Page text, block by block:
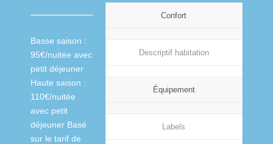
Basse saison :
95€/nuitée avec
petit déjeuner
Haute saison :
110€/nuitée
avec petit
déjeuner Basé
sur le tarif de
Confort
Descriptif habitation
Équipement
Labels